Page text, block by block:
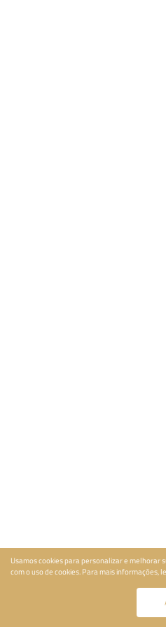
Usamos cookies para personalizar e melhorar
com o uso de cookies. Para mais informações,